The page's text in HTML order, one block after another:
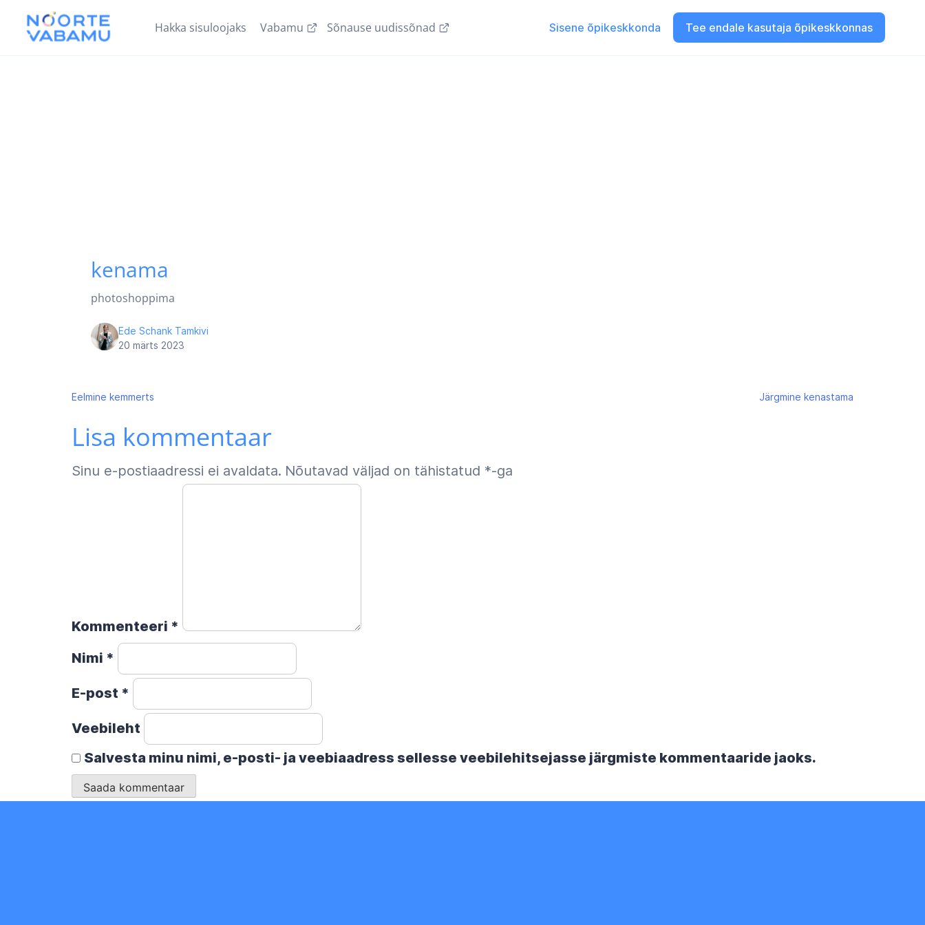
Hakka sisuloojaks Vabamu Sõnause uudissõnad Sisene õpikeskkonda Tee endale kasutaja õpikeskkonnas
kenama
photoshoppima
Ede Schank Tamkivi
20 märts 2023
Navigeerimine
Eelmine kemmerts Järgmine kenastama
Lisa kommentaar
Sinu e-postiaadressi ei avaldata. Nõutavad väljad on tähistatud *-ga
Kommenteeri *
Nimi *
E-post *
Veebileht
Salvesta minu nimi, e-posti- ja veebiaadress sellesse veebilehitsejasse järgmiste kommentaaride jaoks.